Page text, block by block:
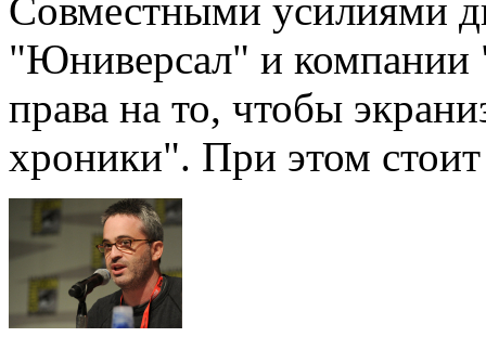
Совместными усилиями
"Юниверсал" и компании
права на то, чтобы
хроники". При этом